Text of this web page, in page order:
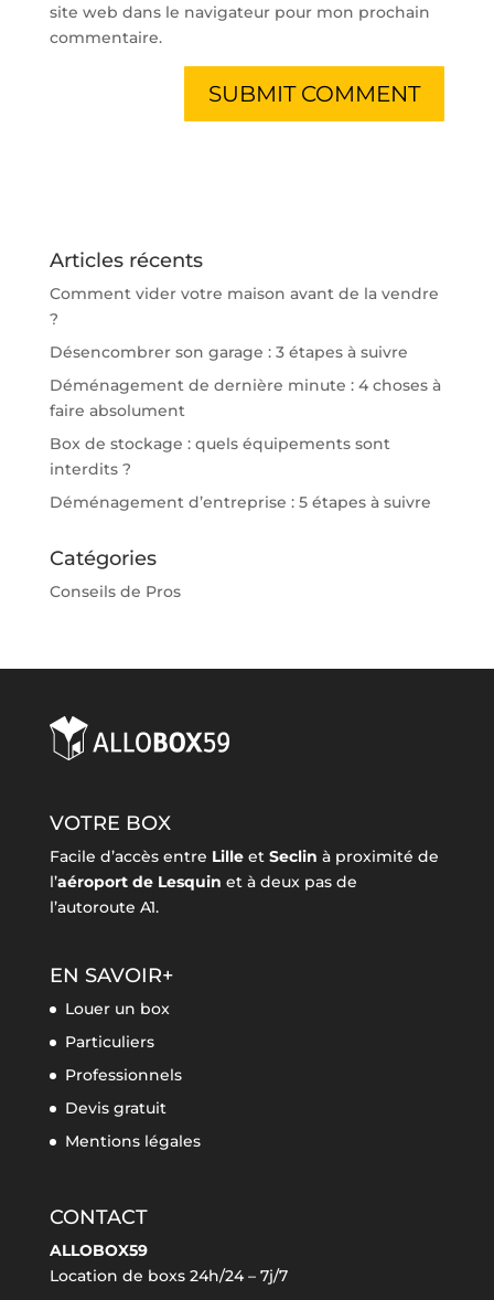
site web dans le navigateur pour mon prochain
commentaire.
Articles récents
Comment vider votre maison avant de la vendre
?
Désencombrer son garage : 3 étapes à suivre
Déménagement de dernière minute : 4 choses à
faire absolument
Box de stockage : quels équipements sont
interdits ?
Déménagement d’entreprise : 5 étapes à suivre
Catégories
Conseils de Pros
VOTRE BOX
Facile d’accès entre Lilleet Seclin à proximité de
l’aéroport de Lesquin et à deux pas de
l’autoroute A1.
EN SAVOIR+
Louer un box
Particuliers
Professionnels
Devis gratuit
Mentions légales
CONTACT
ALLOBOX59
Location de boxs 24h/24 – 7j/7